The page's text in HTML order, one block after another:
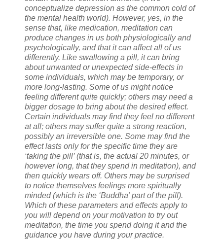
conceptualize depression as the common cold of
the mental health world). However, yes, in the
sense that, like medication, meditation can
produce changes in us both physiologically and
psychologically, and that it can affect all of us
differently. Like swallowing a pill, it can bring
about unwanted or unexpected side-effects in
some individuals, which may be temporary, or
more long-lasting. Some of us might notice
feeling different quite quickly; others may need a
bigger dosage to bring about the desired effect.
Certain individuals may find they feel no different
at all; others may suffer quite a strong reaction,
possibly an irreversible one. Some may find the
effect lasts only for the specific time they are
‘taking the pill’ (that is, the actual 20 minutes, or
however long, that they spend in meditation), and
then quickly wears off. Others may be surprised
to notice themselves feelings more spiritually
minded (which is the ‘Buddha’ part of the pill).
Which of these parameters and effects apply to
you will depend on your motivation to try out
meditation, the time you spend doing it and the
guidance you have during your practice.